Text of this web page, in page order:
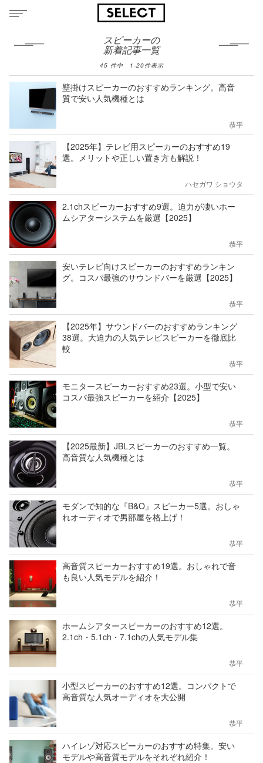
スピーカーの
新着記事一覧
45 件中 1-20件表示
壁掛けスピーカーのおすすめランキング。高音
質で安い人気機種とは
恭平
【2025年】テレビ用スピーカーのおすすめ19
選。メリットや正しい置き方も解説！
ハセガワ ショウタ
2.1chスピーカーおすすめ9選。迫力が凄いホー
ムシアターシステムを厳選【2025】
恭平
安いテレビ向けスピーカーのおすすめランキン
グ。コスパ最強のサウンドバーを厳選【2025】
恭平
【2025年】サウンドバーのおすすめランキング
38選。大迫力の人気テレビスピーカーを徹底比
較
恭平
モニタースピーカーおすすめ23選。小型で安い
コスパ最強スピーカーを紹介【2025】
恭平
【2025最新】JBLスピーカーのおすすめ一覧。
高音質な人気機種とは
恭平
モダンで知的な『B&O』スピーカー5選。おしゃ
れオーディオで男部屋を格上げ！
恭平
高音質スピーカーおすすめ19選。おしゃれで音
も良い人気モデルを紹介！
恭平
ホームシアタースピーカーのおすすめ12選。
2.1ch・5.1ch・7.1chの人気モデル集
恭平
小型スピーカーのおすすめ12選。コンパクトで
高音質な人気オーディオを大公開
恭平
ハイレゾ対応スピーカーのおすすめ特集。安い
モデルや高音質モデルをそれぞれ紹介！